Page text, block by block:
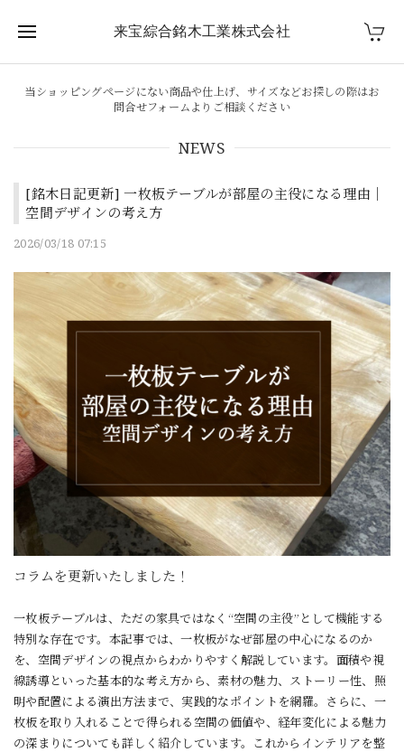
来宝綜合銘木工業株式会社
当ショッピングページにない商品や仕上げ、サイズなどお探しの際はお
問合せフォームよりご相談ください
NEWS
[銘木日記更新] 一枚板テーブルが部屋の主役になる理由｜
空間デザインの考え方
2026/03/18 07:15
コラムを更新いたしました！
一枚板テーブルは、ただの家具ではなく“空間の主役”として機能する
特別な存在です。本記事では、一枚板がなぜ部屋の中心になるのか
を、空間デザインの視点からわかりやすく解説しています。面積や視
線誘導といった基本的な考え方から、素材の魅力、ストーリー性、照
明や配置による演出方法まで、実践的なポイントを網羅。さらに、一
枚板を取り入れることで得られる空間の価値や、経年変化による魅力
の深まりについても詳しく紹介しています。これからインテリアを整